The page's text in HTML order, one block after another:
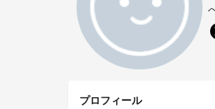
プロフィール